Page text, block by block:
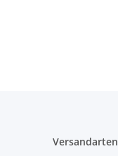
Versandarten